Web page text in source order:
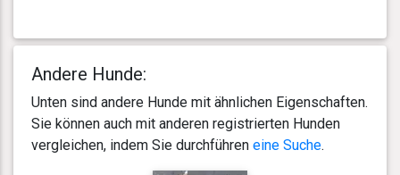
Andere Hunde:
Unten sind andere Hunde mit ähnlichen Eigenschaften.
Sie können auch mit anderen registrierten Hunden
vergleichen, indem Sie durchführen eine Suche.